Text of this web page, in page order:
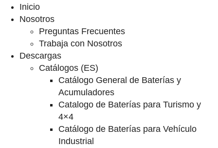
Inicio
Nosotros
Preguntas Frecuentes
Trabaja con Nosotros
Descargas
Catálogos (ES)
Catálogo General de Baterías y
Acumuladores
Catalogo de Baterías para Turismo y
4×4
Catálogo de Baterías para Vehículo
Industrial